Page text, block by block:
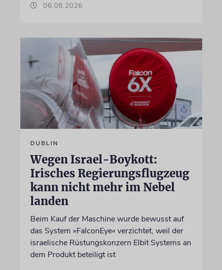
06.08.2026
DUBLIN
Wegen Israel-Boykott:
Irisches Regierungsflugzeug
kann nicht mehr im Nebel
landen
Beim Kauf der Maschine wurde bewusst auf
das System »FalconEye« verzichtet, weil der
israelische Rüstungskonzern Elbit Systems an
dem Produkt beteiligt ist